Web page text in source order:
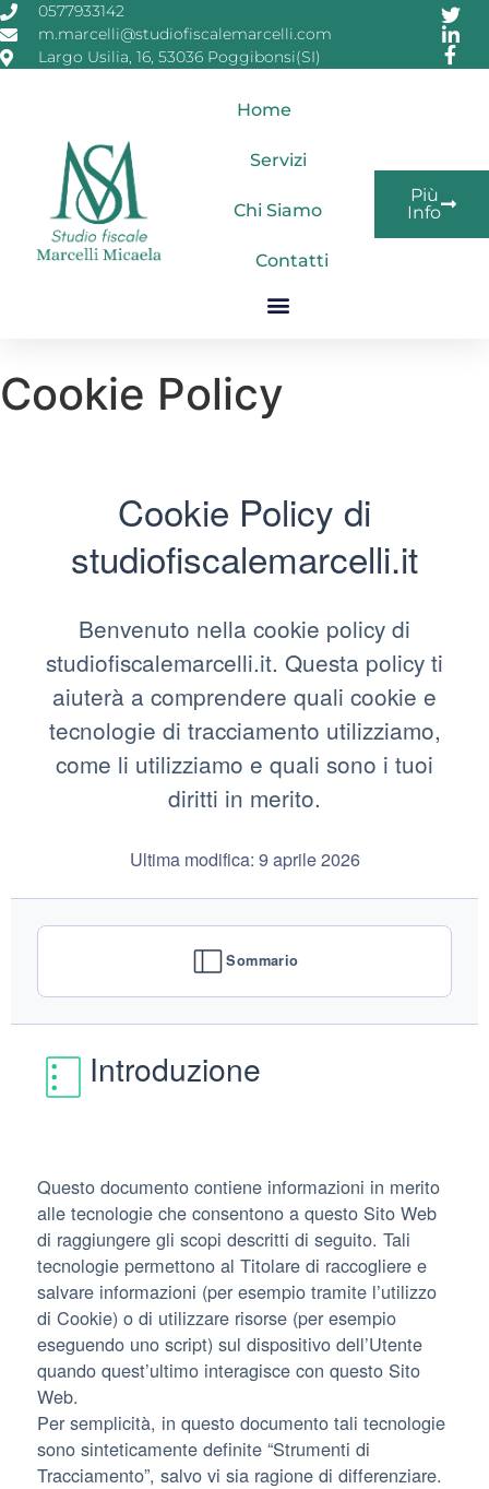
0577933142
m.marcelli@studiofiscalemarcelli.com
Largo Usilia, 16, 53036 Poggibonsi(SI)
Home
Servizi
Chi Siamo
Contatti
Più
Info
Cookie Policy
Cookie Policy di
studiofiscalemarcelli.it
Benvenuto nella cookie policy di
studiofiscalemarcelli.it. Questa policy ti
aiuterà a comprendere quali cookie e
tecnologie di tracciamento utilizziamo,
come li utilizziamo e quali sono i tuoi
diritti in merito.
Ultima modifica: 9 aprile 2026
Sommario
Introduzione
Questo documento contiene informazioni in merito
alle tecnologie che consentono a questo Sito Web
di raggiungere gli scopi descritti di seguito. Tali
tecnologie permettono al Titolare di raccogliere e
salvare informazioni (per esempio tramite l’utilizzo
di Cookie) o di utilizzare risorse (per esempio
eseguendo uno script) sul dispositivo dell’Utente
quando quest’ultimo interagisce con questo Sito
Web.
Per semplicità, in questo documento tali tecnologie
sono sinteticamente definite “Strumenti di
Tracciamento”, salvo vi sia ragione di differenziare.